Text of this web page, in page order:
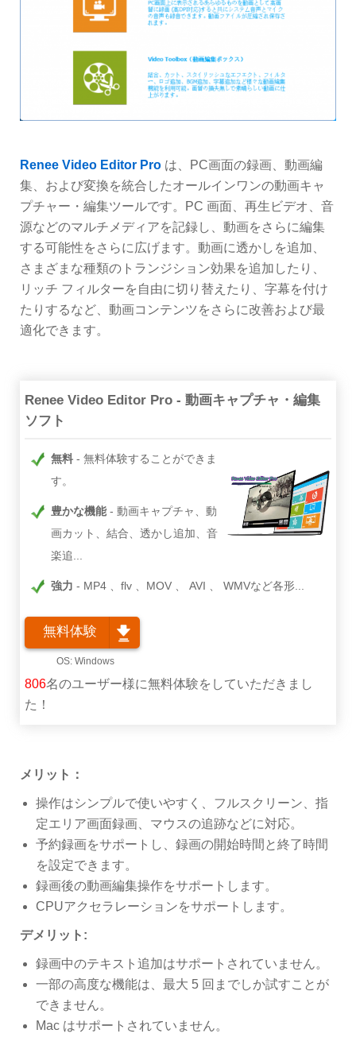
Renee Video Editor Pro は、PC画面の録画、動画編
集、および変換を統合したオールインワンの動画キャ
プチャー・編集ツールです。PC 画面、再生ビデオ、音
源などのマルチメディアを記録し、動画をさらに編集
する可能性をさらに広げます。動画に透かしを追加、
さまざまな種類のトランジション効果を追加したり、
リッチ フィルターを自由に切り替えたり、字幕を付け
たりするなど、動画コンテンツをさらに改善および最
適化できます。
Renee Video Editor Pro - 動画キャプチャ・編集
ソフト
無料
無料体験することができま
す。
豊かな機能
動画キャプチャ、動
画カット、結合、透かし追加、音
楽追...
強力 MP4 、flv 、MOV 、 AVI 、 WMVなど各形...
無料体験
806名のユーザー様に無料体験をしていただきまし
た！
メリット：
操作はシンプルで使いやすく、フルスクリーン、指
定エリア画面録画、マウスの追跡などに対応。
予約録画をサポートし、録画の開始時間と終了時間
を設定できます。
録画後の動画編集操作をサポートします。
CPUアクセラレーションをサポートします。
デメリット:
録画中のテキスト追加はサポートされていません。
一部の高度な機能は、最大 5 回までしか試すことが
できません。
Mac はサポートされていません。